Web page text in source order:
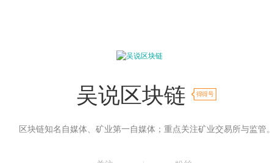
吴说区块链 得得号
区块链知名自媒体、矿业第一自媒体；重点关注矿业交易所与监管。